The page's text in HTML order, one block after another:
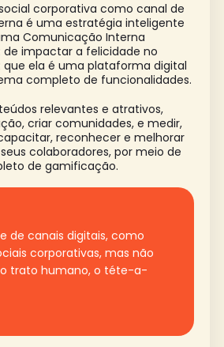
corporativa como canal de
é uma estratégia inteligente
Comunicação Interna
de impactar a felicidade no
que ela é uma plataforma digital
completo de funcionalidades.
relevantes e atrativos,
criar comunidades, e medir,
reconhecer e melhorar
colaboradores, por meio de
de gamificação.
de canais digitais, como
corporativas, mas não
trato humano, o téte-a-